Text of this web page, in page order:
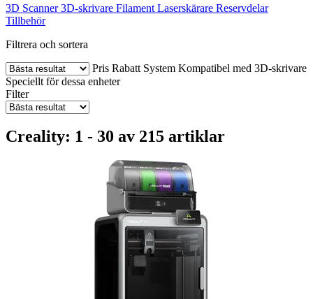
3D Scanner 3D-skrivare Filament Laserskärare Reservdelar
Tillbehör
Filtrera och sortera
Pris Rabatt System Kompatibel med 3D-skrivare
Speciellt för dessa enheter
Filter
Creality: 1 - 30 av 215 artiklar